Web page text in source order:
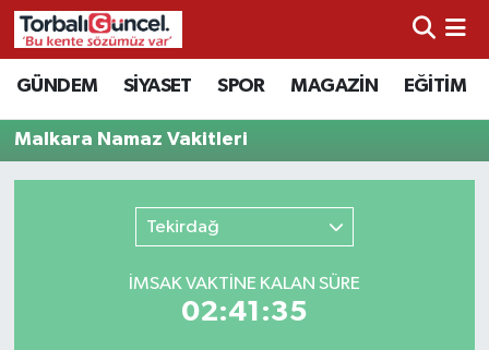
GÜNDEM SİYASET SPOR MAGAZİN EĞİTİM
Malkara Namaz Vakitleri
Tekirdağ
İMSAK VAKTİNE KALAN SÜRE
02:41:35
İzmir Nöbetçi Eczaneler
İzmir Hava Durumu
İzmir Trafik Yoğunluk Haritası
Süper Lig Puan Durumu ve Fikstür